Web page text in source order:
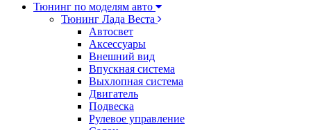
Тюнинг по моделям авто
Тюнинг Лада Веста
Автосвет
Аксессуары
Внешний вид
Впускная система
Выхлопная система
Двигатель
Подвеска
Рулевое управление